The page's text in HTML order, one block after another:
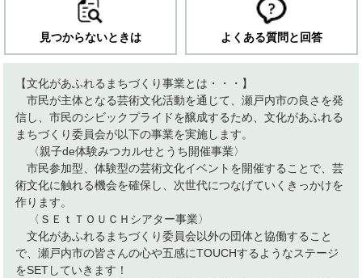
見つからないときは よくある質問と回答
【文化があふれるまちづくり事業とは・・・】
市民が主体となる芸術文化活動を通じて、瀬戸内市の良さを発
信し、市民のシビックプライドを醸成するため、文化があふれる
まちづくり委員会が以下の事業を実施します。
〈親子de体験みつカルせとうち開催事業〉
市民参加型、体験型の芸術文化イベントを開催することで、芸
術文化に触れる機会を確保し、次世代につなげていくきっかけを
作ります。
〈ＳＥｔＴＯＵＣＨシアター事業〉
文化があふれるまちづくり委員会以外の団体と協働すること
で、瀬戸内市の皆さんの心や五感にTOUCHするようなステージ
をSETしていきます！